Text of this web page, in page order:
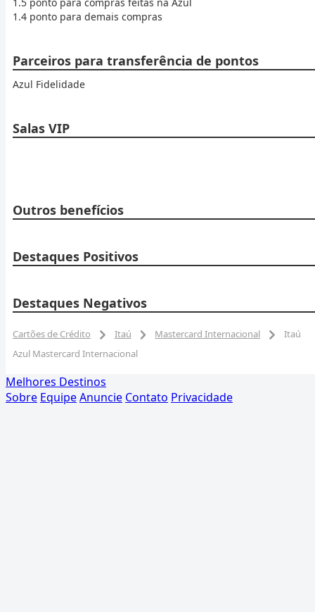
1.4 ponto para demais compras
Parceiros para transferência de pontos
Azul Fidelidade
Salas VIP
Outros benefícios
Destaques Positivos
Destaques Negativos
Cartões de Crédito Itaú Mastercard Internacional
Itaú
Azul Mastercard Internacional
Melhores Destinos
Sobre EquipeAnuncie Contato Privacidade